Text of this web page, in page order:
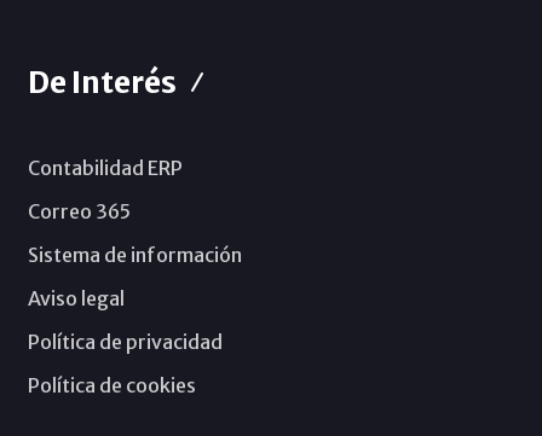
De Interés
Contabilidad ERP
Correo 365
Sistema de información
Aviso legal
Política de privacidad
Política de cookies